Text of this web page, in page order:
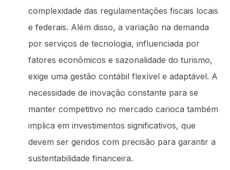
complexidade das regulamentações fiscais locais
e federais. Além disso, a variação na demanda
por serviços de tecnologia, influenciada por
fatores econômicos e sazonalidade do turismo,
exige uma gestão contábil flexível e adaptável. A
necessidade de inovação constante para se
manter competitivo no mercado carioca também
implica em investimentos significativos, que
devem ser geridos com precisão para garantir a
sustentabilidade financeira.